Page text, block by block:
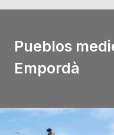
Pueblos
Empordà